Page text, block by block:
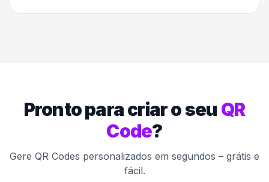
Pronto para criar o seu QR
Code?
Gere QR Codes personalizados em segundos – grátis e
fácil.